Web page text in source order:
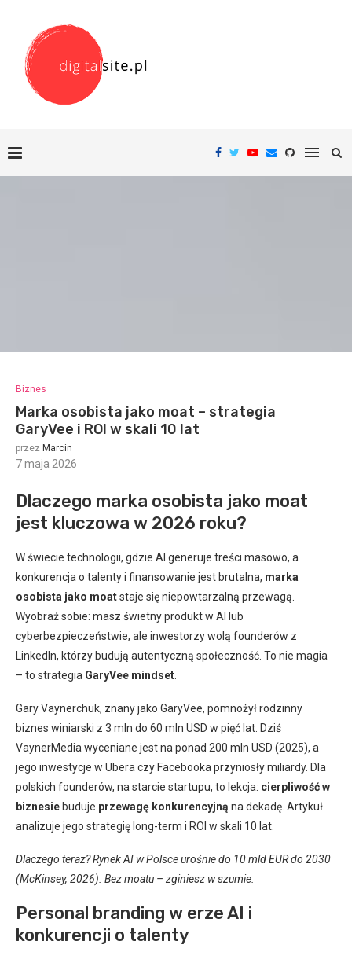
Biznes
Marka osobista jako moat – strategia
GaryVee i ROI w skali 10 lat
przez Marcin
7 maja 2026
Dlaczego marka osobista jako moat
jest kluczowa w 2026 roku?
W świecie technologii, gdzie AI generuje treści masowo, a
konkurencja o talenty i finansowanie jest brutalna, marka
osobista jako moatstaje się niepowtarzalną przewagą.
Wyobraź sobie: masz świetny produkt w AI lub
cyberbezpieczeństwie, ale inwestorzy wolą founderów z
LinkedIn, którzy budują autentyczną społeczność. To nie magia
– to strategia GaryVee mindset
Gary Vaynerchuk, znany jako GaryVee, pomnożył rodzinny
biznes winiarski z 3 mln do 60 mln USD w pięć lat. Dziś
VaynerMedia wyceniane jest na ponad 200 mln USD (2025), a
jego inwestycje w Ubera czy Facebooka przyniosły miliardy. Dla
polskich founderów, na starcie startupu, to lekcja: cierpliwość w
biznesie buduje przewagę konkurencyjną na dekadę. Artykuł
analizuje jego strategię long-term i ROI w skali 10 lat.
Dlaczego teraz? Rynek AI w Polsce urośnie do 10 mld EUR do 2030
(McKinsey, 2026). Bez moatu – zginiesz w szumie.
Personal branding w erze AI i
konkurencji o talenty